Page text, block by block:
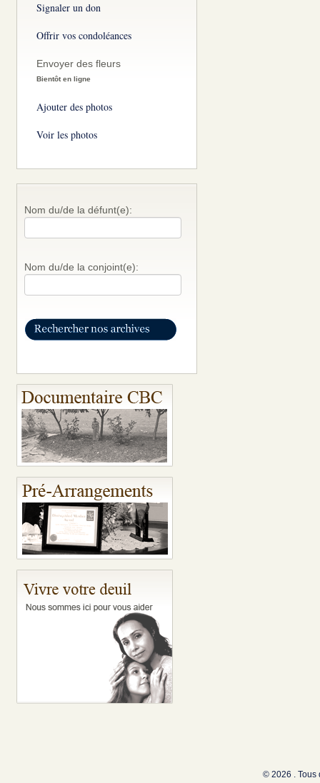
Signaler un don
Offrir vos condoléances
Envoyer des fleurs
Bientôt en ligne
Ajouter des photos
Voir les photos
Nom du/de la défunt(e):
Nom du/de la conjoint(e):
© 2026 . Tous